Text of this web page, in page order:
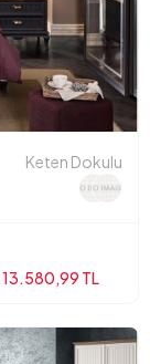
Keten Dokulu
13.580,99 TL